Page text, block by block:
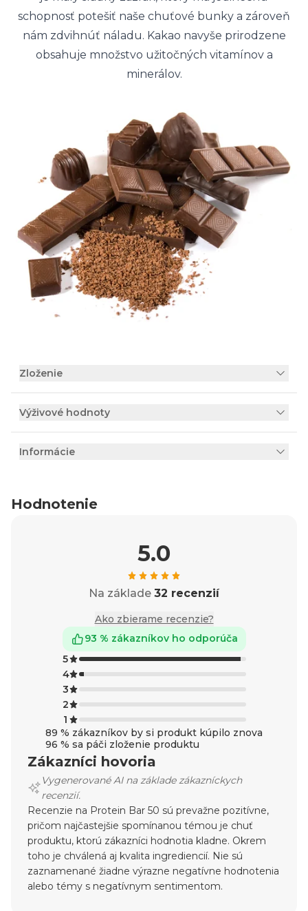
schopnosť potešiť naše chuťové bunky a zároveň
nám zdvihnúť náladu. Kakao navyše prirodzene
obsahuje množstvo užitočných vitamínov a
minerálov.
Zloženie
Výživové hodnoty
Informácie
Hodnotenie
5.0
Na základe 32 recenzií
Ako zbierame recenzie?
93 % zákazníkov ho odporúča
5
4
3
2
1
89 % zákazníkov by si produkt kúpilo znova
96 % sa páči zloženie produktu
Zákazníci hovoria
Vygenerované AI na základe zákazníckych
recenzií.
Recenzie na Protein Bar 50 sú prevažne pozitívne,
pričom najčastejšie spomínanou témou je chuť
produktu, ktorú zákazníci hodnotia kladne. Okrem
toho je chválená aj kvalita ingrediencií. Nie sú
zaznamenané žiadne výrazne negatívne hodnotenia
alebo témy s negatívnym sentimentom.